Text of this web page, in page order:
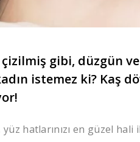
gibi, düzgün
istemez ki? Kaş
yüz hatlarınızı en güzel